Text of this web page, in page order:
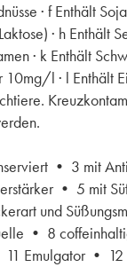
· f Enthält
· h Enthält
· k Enthält
l · l Enthält Ei
• 3 mit
• 5 mit
und
• 8
Emulgator • 12